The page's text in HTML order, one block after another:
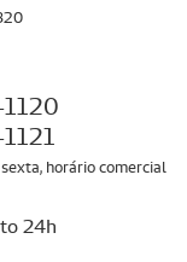
horário comercial
24h